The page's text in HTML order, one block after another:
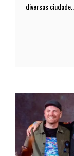
diversas ciudade...